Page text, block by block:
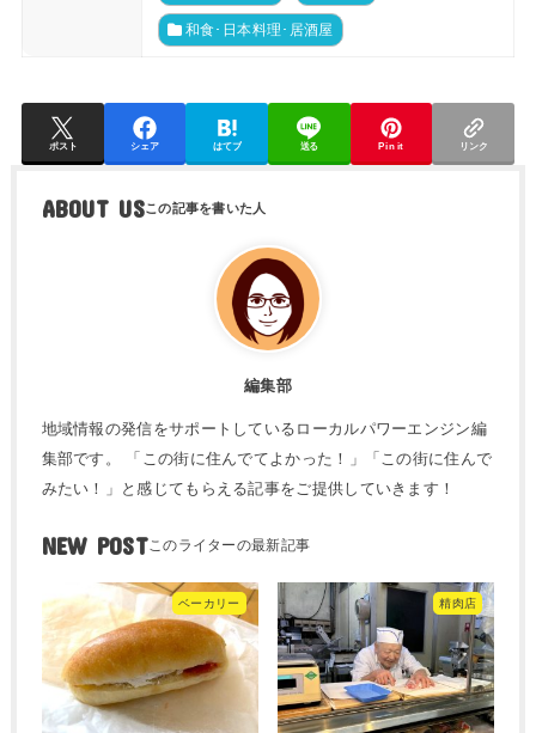
和食･日本料理･居酒屋
ポスト シェア はてブ 送る Pin it リンク
ABOUT US
編集部
地域情報の発信をサポートしているローカルパワーエンジン編
集部です。 「この街に住んでてよかった！」「この街に住んで
みたい！」と感じてもらえる記事をご提供していきます！
NEW POST
ベーカリー 精肉店